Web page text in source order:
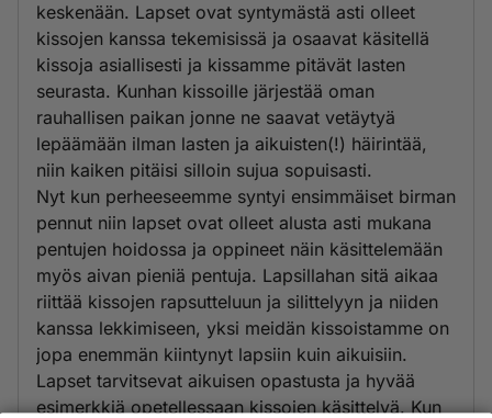
keskenään. Lapset ovat syntymästä asti olleet
kissojen kanssa tekemisissä ja osaavat käsitellä
kissoja asiallisesti ja kissamme pitävät lasten
seurasta. Kunhan kissoille järjestää oman
rauhallisen paikan jonne ne saavat vetäytyä
lepäämään ilman lasten ja aikuisten(!) häirintää,
niin kaiken pitäisi silloin sujua sopuisasti.
Nyt kun perheeseemme syntyi ensimmäiset birman
pennut niin lapset ovat olleet alusta asti mukana
pentujen hoidossa ja oppineet näin käsittelemään
myös aivan pieniä pentuja. Lapsillahan sitä aikaa
riittää kissojen rapsutteluun ja silittelyyn ja niiden
kanssa lekkimiseen, yksi meidän kissoistamme on
jopa enemmän kiintynyt lapsiin kuin aikuisiin.
Lapset tarvitsevat aikuisen opastusta ja hyvää
esimerkkiä opetellessaan kissojen käsittelyä. Kun